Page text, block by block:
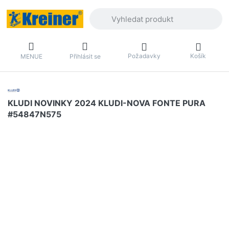
MENUE Přihlásit se Požadavky Košík
KLUDI NOVINKY 2024 KLUDI-NOVA FONTE PURA
#54847N575